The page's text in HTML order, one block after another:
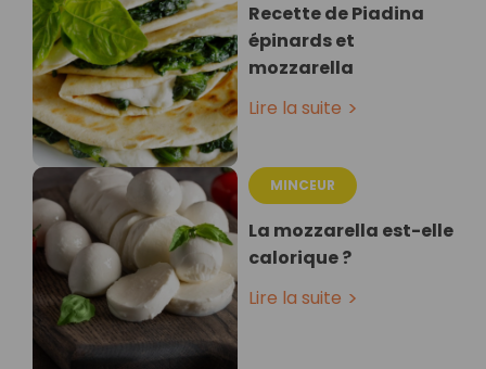
Recette de Piadina
épinards et
mozzarella⁣
Lire la suite
MINCEUR
La mozzarella est-elle
calorique ?
Lire la suite